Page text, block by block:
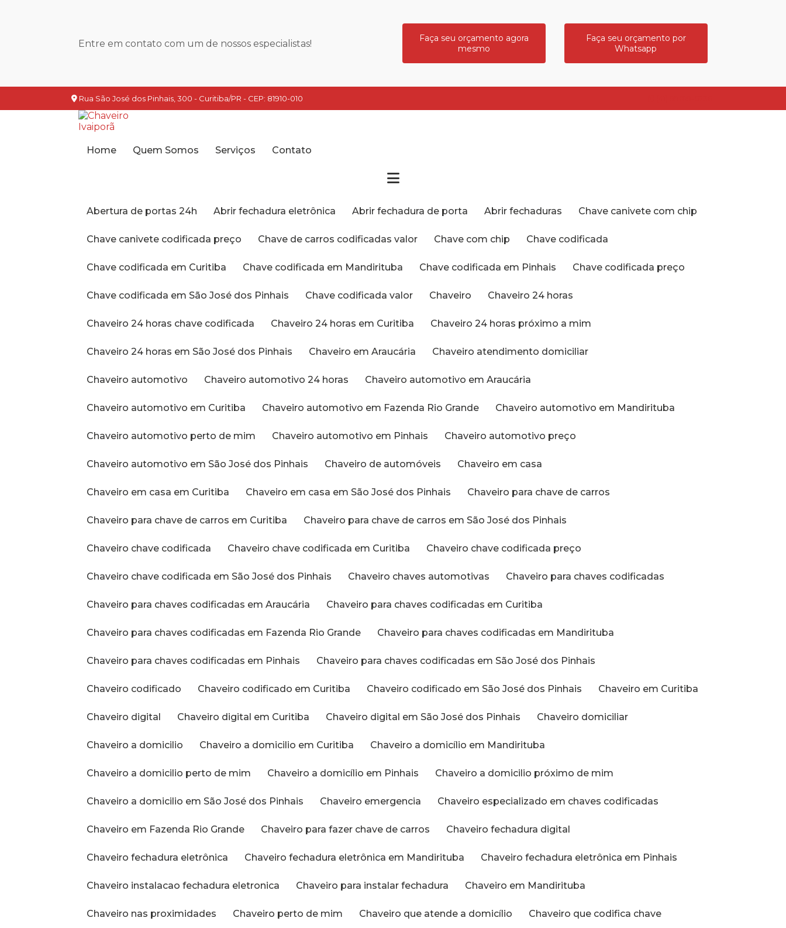
Entre em contato com um de nossos especialistas!
Faça seu orçamento agora
mesmo
Faça seu orçamento por
Whatsapp
Rua São José dos Pinhais, 300 - Curitiba/PR - CEP: 81910-010
Home Quem Somos Serviços Contato
Abertura de portas 24h Abrir fechadura eletrônica Abrir fechadura de porta Abrir fechaduras Chave canivete com chip
Chave canivete codificada preço Chave de carros codificadas valor Chave com chip Chave codificada
Chave codificada em Curitiba Chave codificada em Mandirituba Chave codificada em Pinhais Chave codificada preço
Chave codificada em São José dos Pinhais Chave codificada valor Chaveiro Chaveiro 24 horas
Chaveiro 24 horas chave codificada Chaveiro 24 horas em Curitiba Chaveiro 24 horas próximo a mim
Chaveiro 24 horas em São José dos Pinhais Chaveiro em Araucária Chaveiro atendimento domiciliar
Chaveiro automotivo Chaveiro automotivo 24 horas Chaveiro automotivo em Araucária
Chaveiro automotivo em Curitiba Chaveiro automotivo em Fazenda Rio Grande Chaveiro automotivo em Mandirituba
Chaveiro automotivo perto de mim Chaveiro automotivo em Pinhais Chaveiro automotivo preço
Chaveiro automotivo em São José dos Pinhais Chaveiro de automóveis Chaveiro em casa
Chaveiro em casa em Curitiba Chaveiro em casa em São José dos Pinhais Chaveiro para chave de carros
Chaveiro para chave de carros em Curitiba Chaveiro para chave de carros em São José dos Pinhais
Chaveiro chave codificada Chaveiro chave codificada em Curitiba Chaveiro chave codificada preço
Chaveiro chave codificada em São José dos Pinhais Chaveiro chaves automotivas Chaveiro para chaves codificadas
Chaveiro para chaves codificadas em Araucária Chaveiro para chaves codificadas em Curitiba
Chaveiro para chaves codificadas em Fazenda Rio Grande Chaveiro para chaves codificadas em Mandirituba
Chaveiro para chaves codificadas em Pinhais Chaveiro para chaves codificadas em São José dos Pinhais
Chaveiro codificado Chaveiro codificado em Curitiba Chaveiro codificado em São José dos Pinhais Chaveiro em Curitiba
Chaveiro digital Chaveiro digital em Curitiba Chaveiro digital em São José dos Pinhais Chaveiro domiciliar
Chaveiro a domicilio Chaveiro a domicilio em Curitiba Chaveiro a domicílio em Mandirituba
Chaveiro a domicilio perto de mim Chaveiro a domicílio em Pinhais Chaveiro a domicilio próximo de mim
Chaveiro a domicilio em São José dos Pinhais Chaveiro emergencia Chaveiro especializado em chaves codificadas
Chaveiro em Fazenda Rio Grande Chaveiro para fazer chave de carros Chaveiro fechadura digital
Chaveiro fechadura eletrônica Chaveiro fechadura eletrônica em Mandirituba Chaveiro fechadura eletrônica em Pinhais
Chaveiro instalacao fechadura eletronica Chaveiro para instalar fechadura Chaveiro em Mandirituba
Chaveiro nas proximidades Chaveiro perto de mim Chaveiro que atende a domicílio Chaveiro que codifica chave